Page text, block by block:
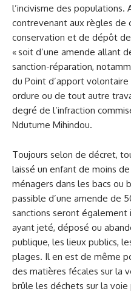
l’incivisme des populations.
contrevenant aux règles de
conservation et de dépôt
« soit d’une amende allant
sanction-réparation,
du Point d’apport volontaire
ordure ou de tout autre
degré de l’infraction
Ndutume Mihindou.
Toujours selon de décret,
laissé un enfant de moins
ménagers dans les bacs ou
passible d’une amende de
sanctions seront
ayant jeté, déposé ou
publique, les lieux publics,
plages. Il en est de même
des matières fécales sur la
brûle les déchets sur la voie